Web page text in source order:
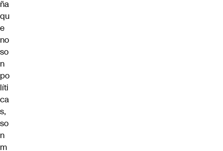
ña
qu
e
no
so
n
po
líti
ca
s,
so
n
m